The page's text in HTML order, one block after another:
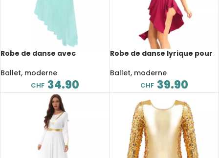
Robe de danse avec
manches, col licou,
paillettes irrégulières
Ballet, moderne
CHF 34.90
Robe de danse lyrique pour
performance sur scène
Ballet, moderne
CHF 39.90